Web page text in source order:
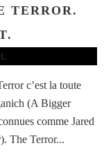
TERROR.
c’est la toute
(A Bigger
comme Jared
The Terror...